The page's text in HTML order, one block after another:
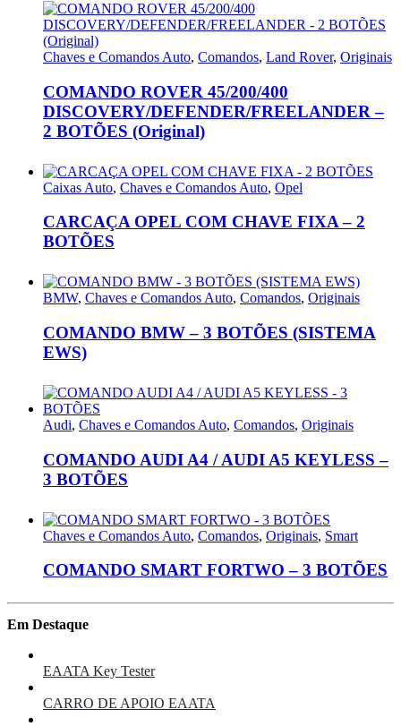
Chaves e Comandos Auto, Comandos, Land Rover, Originais
COMANDO ROVER 45/200/400
DISCOVERY/DEFENDER/FREELANDER –
2 BOTÕES (Original)
Caixas Auto, Chaves e Comandos Auto, Opel
CARCAÇA OPEL COM CHAVE FIXA – 2
BOTÕES
BMW, Chaves e Comandos Auto, Comandos, Originais
COMANDO BMW – 3 BOTÕES (SISTEMA
EWS)
Audi, Chaves e Comandos Auto, Comandos, Originais
COMANDO AUDI A4 / AUDI A5 KEYLESS –
3 BOTÕES
Chaves e Comandos Auto, Comandos, Originais, Smart
COMANDO SMART FORTWO – 3 BOTÕES
Em Destaque
EAATA Key Tester
CARRO DE APOIO EAATA